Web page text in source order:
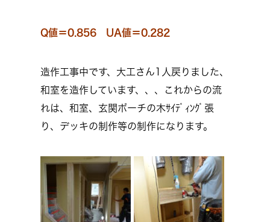
Q値＝0.856 UA値＝0.282
造作工事中です、大工さん1人戻りました、
和室を造作しています、、、これからの流
れは、和室、玄関ポーチの木ｻｲﾃﾞｨﾝｸﾞ張
り、デッキの制作等の制作になります。